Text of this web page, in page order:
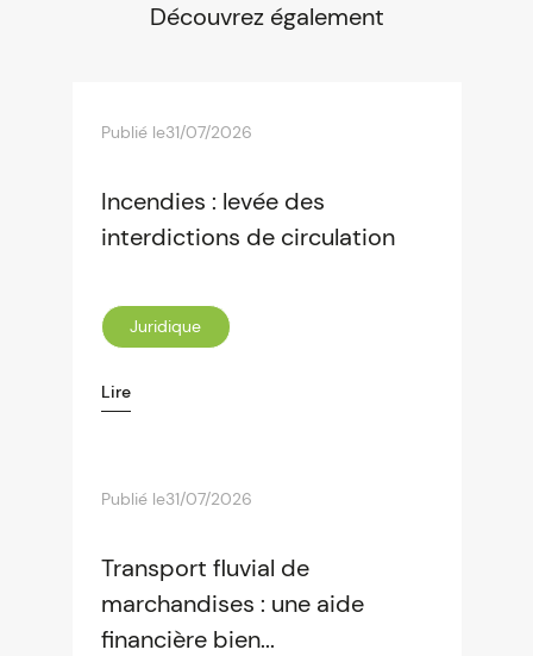
Découvrez également
Publié le31/07/2026
Incendies : levée des
interdictions de circulation
Juridique
Lire
Publié le31/07/2026
Transport fluvial de
marchandises : une aide
financière bien...